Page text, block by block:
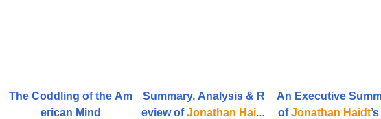
The Coddling of the Am
erican Mind
Summary, Analysis & R
eview ofJonathan Haidt
An Executive
ofJonathan Haidt